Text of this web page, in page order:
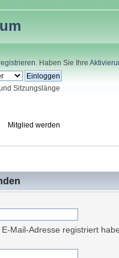
. Haben Sie Ihre
Sitzungslänge
Mitglied werden
Mail-Adresse registriert